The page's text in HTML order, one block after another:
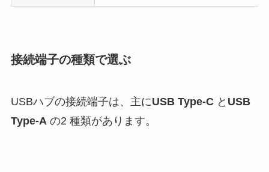
接続端子の種類で選ぶ
USBハブの接続端子は、主にUSB Type-Cと USB
Type-A の2 種類があります。